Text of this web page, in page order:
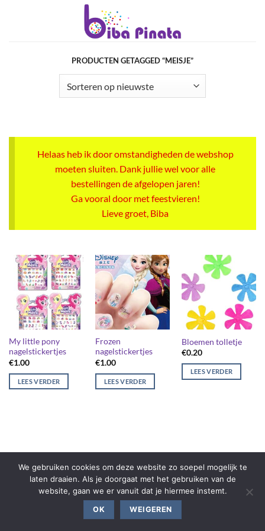
PRODUCTEN GETAGGED “MEISJE”
Helaas heb ik door omstandigheden de webshop
moeten sluiten. Dank jullie wel voor alle
bestellingen de afgelopen jaren!
Ga vooral door met feestvieren!
Lieve groet, Biba
My little pony
nagelstickertjes
€1.00
LEES VERDER
Frozen
nagelstickertjes
€1.00
LEES VERDER
Bloemen tolletje
€0.20
LEES VERDER
We gebruiken cookies om deze website zo soepel mogelijk te
laten draaien. Als je doorgaat met het gebruiken van de
website, gaan we er vanuit dat je hiermee instemt.
OK WEIGEREN